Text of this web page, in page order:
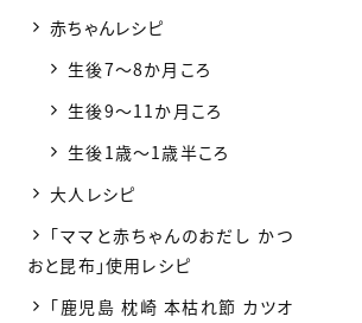
赤ちゃんレシピ
生後7〜8か月ころ
生後9〜11か月ころ
生後1歳〜1歳半ころ
大人レシピ
「ママと赤ちゃんのおだし かつ
おと昆布」使用レシピ
「鹿児島 枕崎 本枯れ節 カツオ